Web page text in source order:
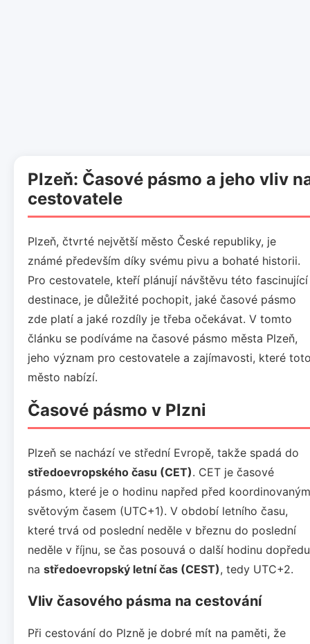
Plzeň: Časové pásmo a jeho vliv
cestovatele
Plzeň, čtvrté největší město České republiky, je
známé především díky svému pivu a bohaté historii.
Pro cestovatele, kteří plánují návštěvu této fascinující
destinace, je důležité pochopit, jaké časové pásmo
zde platí a jaké rozdíly je třeba očekávat. V tomto
článku se podíváme na časové pásmo města Plzeň,
jeho význam pro cestovatele a zajímavosti, které
město nabízí.
Časové pásmo v Plzni
Plzeň se nachází ve střední Evropě, takže spadá do
středoevropského času (CET). CET je časové
pásmo, které je o hodinu napřed před koordinovaným
světovým časem (UTC+1). V období letního času,
které trvá od poslední neděle v březnu do poslední
neděle v říjnu, se čas posouvá o další hodinu dopředu
na středoevropský letní čas (CEST), tedy UTC+2.
Vliv časového pásma na cestování
Při cestování do Plzně je dobré mít na paměti, že